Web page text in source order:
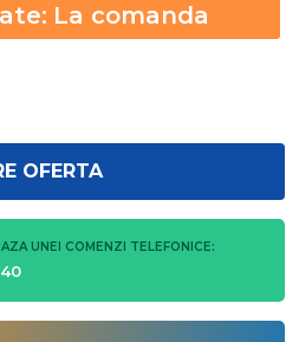
La comanda
OFERTA
UNEI COMENZI TELEFONICE: